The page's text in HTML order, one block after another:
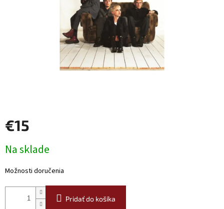
€15
cena:
Na sklade
Možnosti doručenia
Pridať do košíka